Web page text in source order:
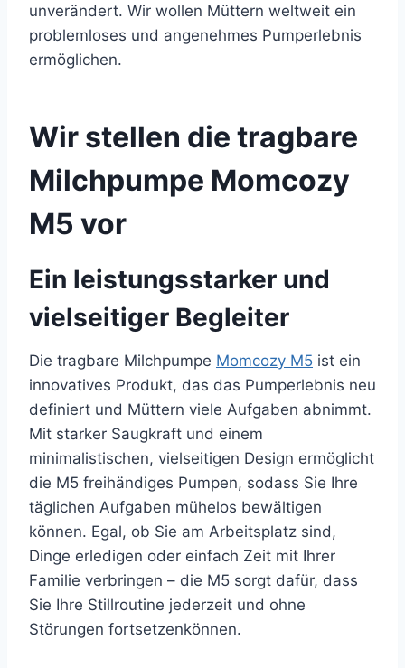
unverändert. Wir wollen Müttern weltweit ein
problemloses und angenehmes Pumperlebnis
ermöglichen.
Wir stellen die tragbare
Milchpumpe Momcozy
M5 vor
Ein leistungsstarker und
vielseitiger Begleiter
Die tragbare Milchpumpe Momcozy M5 ist ein
innovatives Produkt, das das Pumperlebnis neu
definiert und Müttern viele Aufgaben abnimmt.
Mit starker Saugkraft und einem
minimalistischen, vielseitigen Design ermöglicht
die M5 freihändiges Pumpen, sodass Sie Ihre
täglichen Aufgaben mühelos bewältigen
können. Egal, ob Sie am Arbeitsplatz sind,
Dinge erledigen oder einfach Zeit mit Ihrer
Familie verbringen – die M5 sorgt dafür, dass
Sie Ihre Stillroutine jederzeit und ohne
Störungen fortsetzenkönnen.